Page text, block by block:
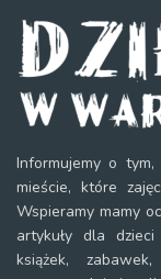
Informujemy o
mieście, które
Wspieramy mamy
artykuły dla
książek,